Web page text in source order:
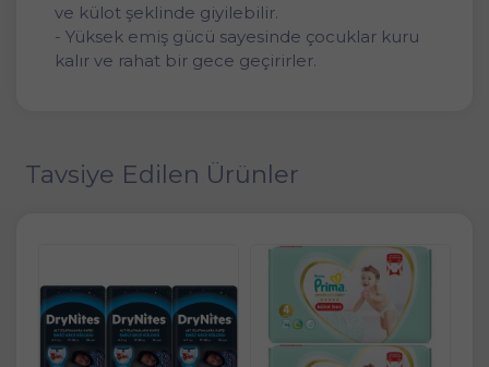
ve külot şeklinde giyilebilir.
- Yüksek emiş gücü sayesinde çocuklar kuru
kalır ve rahat bir gece geçirirler.
Tavsiye Edilen Ürünler